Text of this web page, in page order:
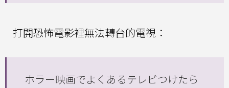
打開恐怖電影裡無法轉台的電視：
ホラー映画でよくあるテレビつけたら